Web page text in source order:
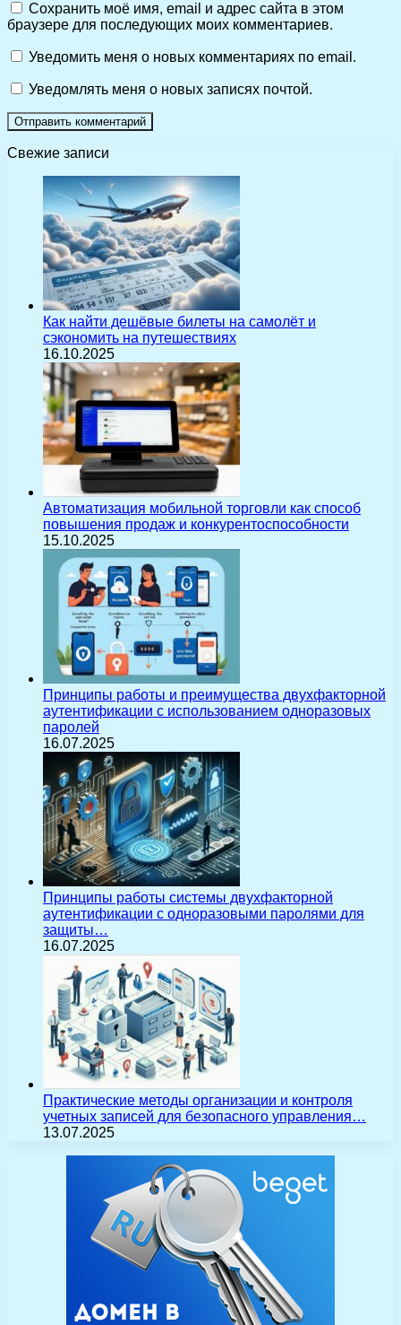
Сохранить моё имя, email и адрес сайта в этом
браузере для последующих моих комментариев.
Уведомить меня о новых комментариях по email.
Уведомлять меня о новых записях почтой.
Свежие записи
Как найти дешёвые билеты на самолёт и
сэкономить на путешествиях
16.10.2025
Автоматизация мобильной торговли как способ
повышения продаж и конкурентоспособности
15.10.2025
Принципы работы и преимущества двухфакторной
аутентификации с использованием одноразовых
паролей
16.07.2025
Принципы работы системы двухфакторной
аутентификации с одноразовыми паролями для
защиты…
16.07.2025
Практические методы организации и контроля
учетных записей для безопасного управления…
13.07.2025